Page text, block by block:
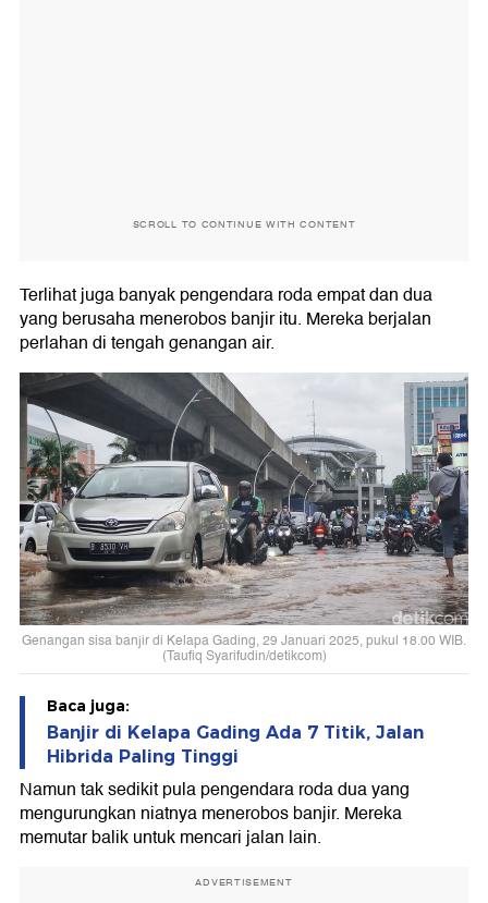
SCROLL TO CONTINUE WITH CONTENT
Terlihat juga banyak pengendara roda empat dan dua
yang berusaha menerobos banjir itu. Mereka berjalan
perlahan di tengah genangan air.
Genangan sisa banjir di Kelapa Gading, 29 Januari 2025, pukul 18.00 WIB.
(Taufiq Syarifudin/detikcom)
Baca juga:
Banjir di Kelapa Gading Ada 7 Titik, Jalan
Hibrida Paling Tinggi
Namun tak sedikit pula pengendara roda dua yang
mengurungkan niatnya menerobos banjir. Mereka
memutar balik untuk mencari jalan lain.
ADVERTISEMENT